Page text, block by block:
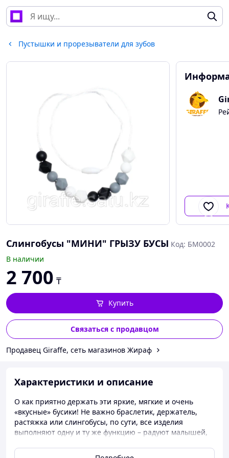
Пустышки и прорезыватели для зубов
Слингобусы "МИНИ" ГРЫЗУ БУСЫ Код: БМ0002
В наличии
2 700 ₸
Купить
Связаться с продавцом
Продавец Giraffe, сеть магазинов Жираф
Характеристики и описание
О как приятно держать эти яркие, мягкие и очень
«вкусные» бусики! Не важно браслетик, держатель,
растяжка или слингобусы, по сути, все изделия
выполняют одну и ту же функцию – радуют малышей,
цветовое восприятие. Разные по своей фактуре и